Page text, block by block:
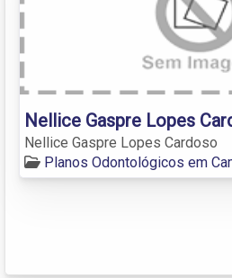
Nellice Gaspre Lopes
Nellice Gaspre Lopes Cardoso
Planos Odontológicos em